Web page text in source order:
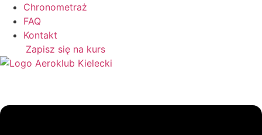
Chronometraż
FAQ
Kontakt
Zapisz się na kurs